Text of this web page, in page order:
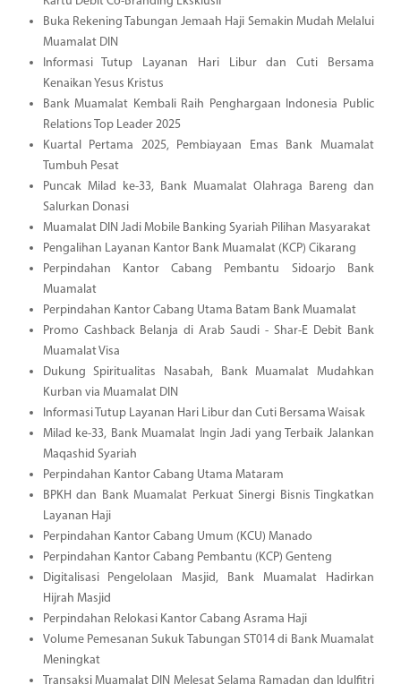
Buka Rekening Tabungan Jemaah Haji Semakin Mudah Melalui
Muamalat DIN
Informasi Tutup Layanan Hari Libur dan Cuti Bersama
Kenaikan Yesus Kristus
Bank Muamalat Kembali Raih Penghargaan Indonesia Public
Relations Top Leader 2025
Kuartal Pertama 2025, Pembiayaan Emas Bank Muamalat
Tumbuh Pesat
Puncak Milad ke-33, Bank Muamalat Olahraga Bareng dan
Salurkan Donasi
Muamalat DIN Jadi Mobile Banking Syariah Pilihan Masyarakat
Pengalihan Layanan Kantor Bank Muamalat (KCP) Cikarang
Perpindahan Kantor Cabang Pembantu Sidoarjo Bank
Muamalat
Perpindahan Kantor Cabang Utama Batam Bank Muamalat
Promo Cashback Belanja di Arab Saudi - Shar-E Debit Bank
Muamalat Visa
Dukung Spiritualitas Nasabah, Bank Muamalat Mudahkan
Kurban via Muamalat DIN
Informasi Tutup Layanan Hari Libur dan Cuti Bersama Waisak
Milad ke-33, Bank Muamalat Ingin Jadi yang Terbaik Jalankan
Maqashid Syariah
Perpindahan Kantor Cabang Utama Mataram
BPKH dan Bank Muamalat Perkuat Sinergi Bisnis Tingkatkan
Layanan Haji
Perpindahan Kantor Cabang Umum (KCU) Manado
Perpindahan Kantor Cabang Pembantu (KCP) Genteng
Digitalisasi Pengelolaan Masjid, Bank Muamalat Hadirkan
Hijrah Masjid
Perpindahan Relokasi Kantor Cabang Asrama Haji
Volume Pemesanan Sukuk Tabungan ST014 di Bank Muamalat
Meningkat
Transaksi Muamalat DIN Melesat Selama Ramadan dan Idulfitri